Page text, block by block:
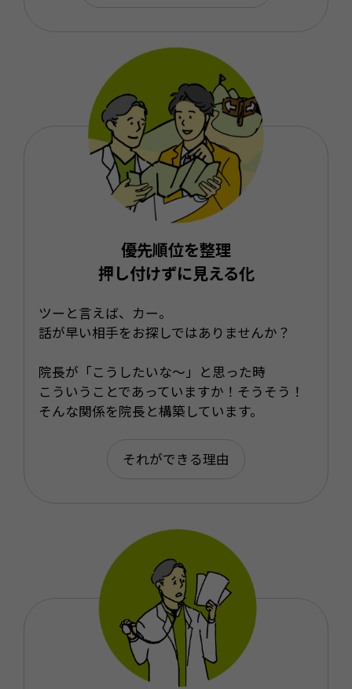
優先順位を整理
押し付けずに見える化
ツーと言えば、カー。
話が早い相手をお探しではありませんか？
院長が「こうしたいな〜」と思った時
こういうことであっていますか！そうそう！
そんな関係を院長と構築しています。
それができる理由